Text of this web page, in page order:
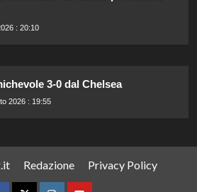
: 20:10
3-0 dal Chelsea
2026 : 19:55
Redazione Privacy Policy